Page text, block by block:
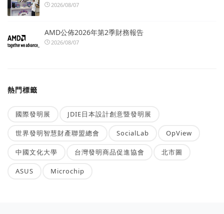
2026/08/07
AMD公佈2026年第2季財務報告
2026/08/07
熱門標籤
國際發明展 JDIE日本設計創意暨發明展
世界發明智慧財產聯盟總會 SocialLab OpView
中國文化大學 台灣發明商品促進協會 北市圖
ASUS Microchip